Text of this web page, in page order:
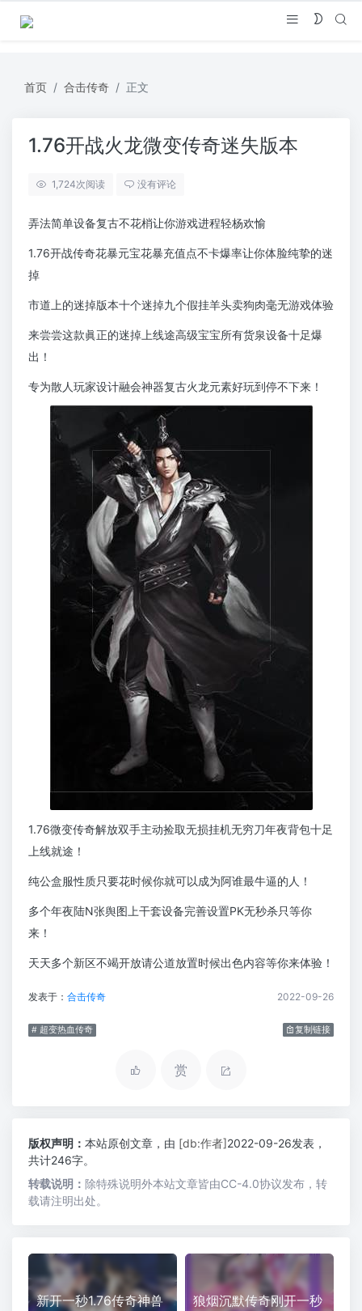
首页 合击传奇 正文
1.76开战火龙微变传奇迷失版本
1,724次阅读 没有评论
弄法简单设备复古不花梢让你游戏进程轻杨欢愉
1.76开战传奇花暴元宝花暴充值点不卡爆率让你体脸纯挚的迷
掉
市道上的迷掉版本十个迷掉九个假挂羊头卖狗肉毫无游戏体验
来尝尝这款眞正的迷掉上线途高级宝宝所有货泉设备十足爆
出！
专为散人玩家设计融会神器复古火龙元素好玩到停不下来！
1.76微变传奇解放双手主动捡取无损挂机无穷刀年夜背包十足
上线就途！
纯公盒服性质只要花时候你就可以成为阿谁最牛逼的人！
多个年夜陆N张舆图上干套设备完善设置PK无秒杀只等你
来！
天天多个新区不竭开放请公道放置时候出色内容等你来体验！
发表于： 合击传奇 2022-09-26
# 超变热血传奇 复制链接
赏
版权声明： 本站原创文章，由 [db:作者]2022-09-26发表，
共计246字。
转载说明： 除特殊说明外本站文章皆由CC-4.0协议发布，转
载请注明出处。
新开一秒1.76传奇神兽
狼烟沉默传奇刚开一秒